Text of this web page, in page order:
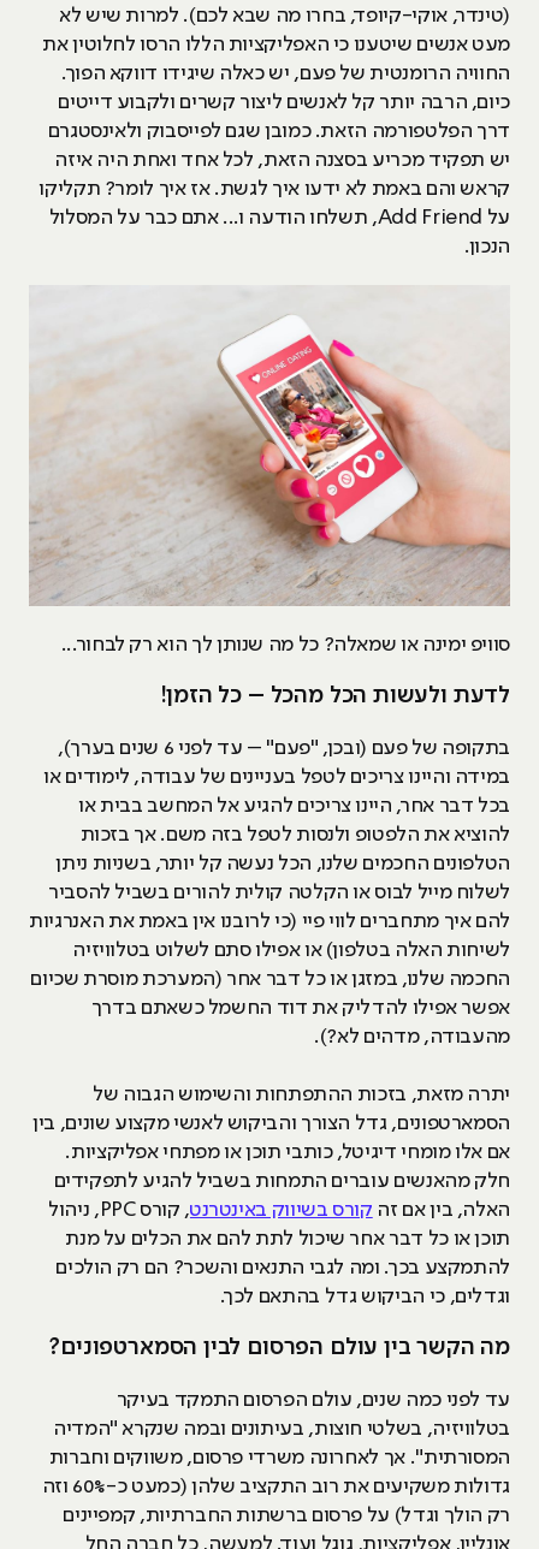
(טינדר, אוקי-קיופד, בחרו מה שבא לכם). למרות שיש לא
מעט אנשים שיטענו כי האפליקציות הללו הרסו לחלוטין את
החוויה הרומנטית של פעם, יש כאלה שיגידו דווקא הפוך.
כיום, הרבה יותר קל לאנשים ליצור קשרים ולקבוע דייטים
דרך הפלטפורמה הזאת. כמובן שגם לפייסבוק ולאינסטגרם
יש תפקיד מכריע בסצנה הזאת, לכל אחד ואחת היה איזה
קראש והם באמת לא ידעו איך לגשת. אז איך לומר? תקליקו
על Add Friend, תשלחו הודעה ו... אתם כבר על המסלול
הנכון.
סוויפ ימינה או שמאלה? כל מה שנותן לך הוא רק לבחור...
לדעת ולעשות הכל מהכל – כל הזמן!
בתקופה של פעם (ובכן, "פעם" – עד לפני 6 שנים בערך),
במידה והיינו צריכים לטפל בעניינים של עבודה, לימודים או
בכל דבר אחר, היינו צריכים להגיע אל המחשב בבית או
להוציא את הלפטופ ולנסות לטפל בזה משם. אך בזכות
הטלפונים החכמים שלנו, הכל נעשה קל יותר, בשניות ניתן
לשלוח מייל לבוס או הקלטה קולית להורים בשביל להסביר
להם איך מתחברים לווי פיי (כי לרובנו אין באמת את האנרגיות
לשיחות האלה בטלפון) או אפילו סתם לשלוט בטלוויזיה
החכמה שלנו, במזגן או כל דבר אחר (המערכת מוסרת שכיום
אפשר אפילו להדליק את דוד החשמל כשאתם בדרך
מהעבודה, מדהים לא?).
יתרה מזאת, בזכות ההתפתחות והשימוש הגבוה של
הסמארטפונים, גדל הצורך והביקוש לאנשי מקצוע שונים, בין
אם אלו מומחי דיגיטל, כותבי תוכן או מפתחי אפליקציות.
חלק מהאנשים עוברים התמחות בשביל להגיע לתפקידים
האלה, בין אם זה קורס בשיווק באינטרנט
, קורס PPC, ניהול
תוכן או כל דבר אחר שיכול לתת להם את הכלים על מנת
להתמקצע בכך. ומה לגבי התנאים והשכר? הם רק הולכים
וגדלים, כי הביקוש גדל בהתאם לכך.
מה הקשר בין עולם הפרסום לבין הסמארטפונים?
עד לפני כמה שנים, עולם הפרסום התמקד בעיקר
בטלוויזיה, בשלטי חוצות, בעיתונים ובמה שנקרא "המדיה
המסורתית". אך לאחרונה משרדי פרסום, משווקים וחברות
גדולות משקיעים את רוב התקציב שלהן (כמעט כ-60% וזה
רק הולך וגדל) על פרסום ברשתות החברתיות, קמפיינים
אונליין, אפליקציות, גוגל ועוד. למעשה, כל חברה החל